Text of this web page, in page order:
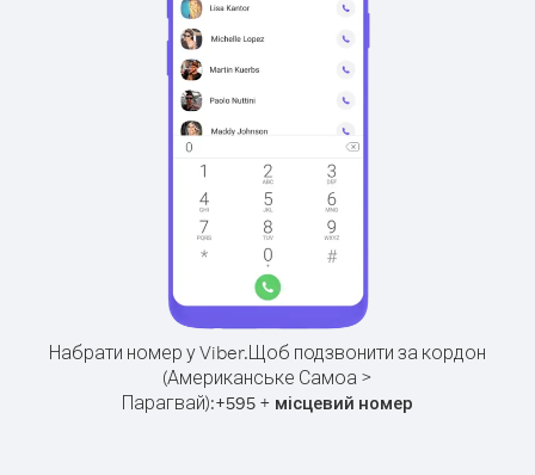
Набрати номер у Viber.Щоб подзвонити за кордон
(Американське Самоа >
Парагвай):+595 + місцевий номер